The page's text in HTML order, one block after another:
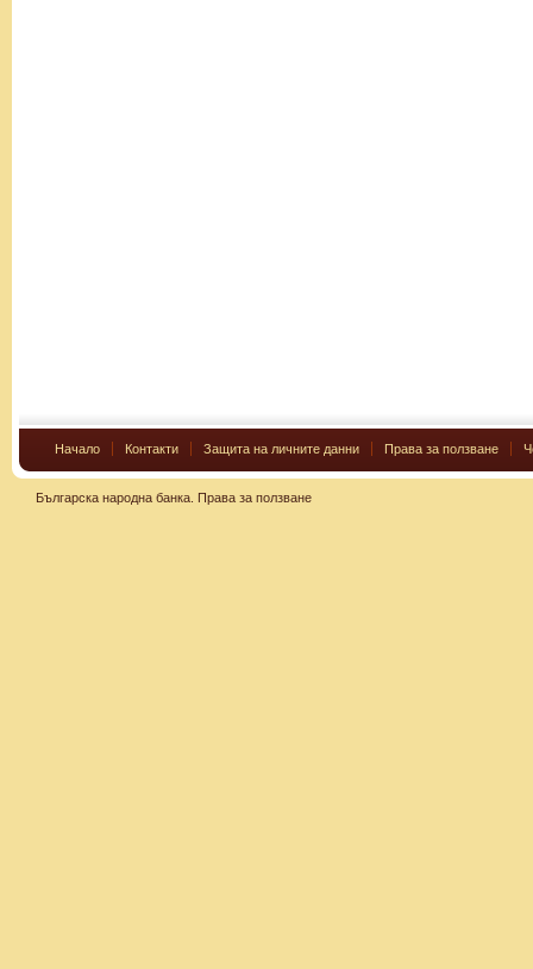
Начало Контакти Защита на личните данни Права за ползване
Българска народна банка. Права за ползване